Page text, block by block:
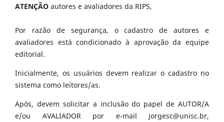
ATENÇÃO autores e avaliadores da RIPS,
Por razão de segurança, o cadastro de autores e
avaliadores está condicionado à aprovação da equipe
editorial.
Inicialmente, os usuários devem realizar o cadastro no
sistema como leitores/as.
Após, devem solicitar a inclusão do papel de AUTOR/A
e/ou AVALIADOR por e-mail jorgesc@unisc.br,